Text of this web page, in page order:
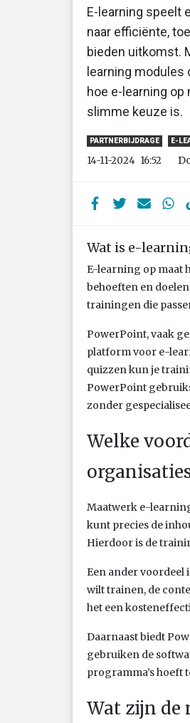
E-learning speelt
naar efficiënte,
bieden uitkomst.
learning modules
hoe e-learning
slimme keuze is.
PARTNERBIJDRAGE E-
14-11-2024 16:52
Wat is e-
E-learning op maat
behoeften en
trainingen die
PowerPoint, vaak
platform voor e-
quizzen kun je
PowerPoint
zonder
Welke
Maatwerk e-
kunt precies de
Hierdoor is de
Een ander voordeel
wilt trainen, de
het een
Daarnaast biedt
gebruiken de
programma’s hoeft
Wat zijn de